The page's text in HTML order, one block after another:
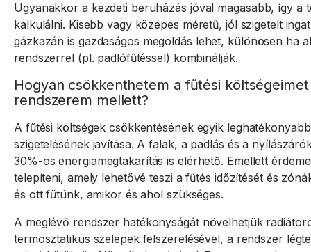
Ugyanakkor a kezdeti beruházás jóval magasabb, így a
kalkulálni. Kisebb vagy közepes méretű, jól szigetelt
gázkazán is gazdaságos megoldás lehet, különösen ha
rendszerrel (pl. padlófűtéssel) kombinálják.
Hogyan csökkenthetem a fűtési
rendszerem mellett?
A fűtési költségek csökkentésének egyik
szigetelésének javítása. A falak, a padlás és a
30%-os energiamegtakarítás is elérhető. Emellett
telepíteni, amely lehetővé teszi a fűtés időzítését és
és ott fűtünk, amikor és ahol szükséges.
A meglévő rendszer hatékonyságát növelhetjük
termosztatikus szelepek felszerelésével, a rendszer